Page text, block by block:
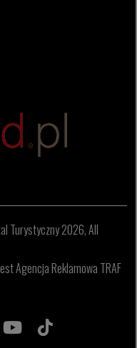
Turystyczny 2026, All
Agencja Reklamowa TRAF